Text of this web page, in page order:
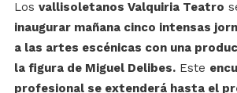
Los vallisoletanos Valquiria Teatro
inaugurar mañana cinco intensas
a las artes escénicas con una
la figura de Miguel Delibes.Este
profesional se extenderá hasta el